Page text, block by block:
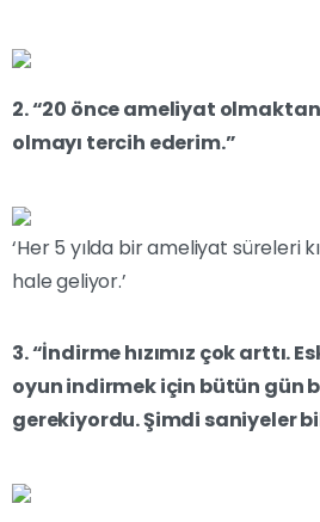
2. “20 önce ameliyat
olmayı tercih ederim.”
‘Her 5 yılda bir ameliyat süreleri
hale geliyor.’
3. “İndirme hızımız çok arttı.
oyun indirmek için bütün gün
gerekiyordu. Şimdi saniyeler